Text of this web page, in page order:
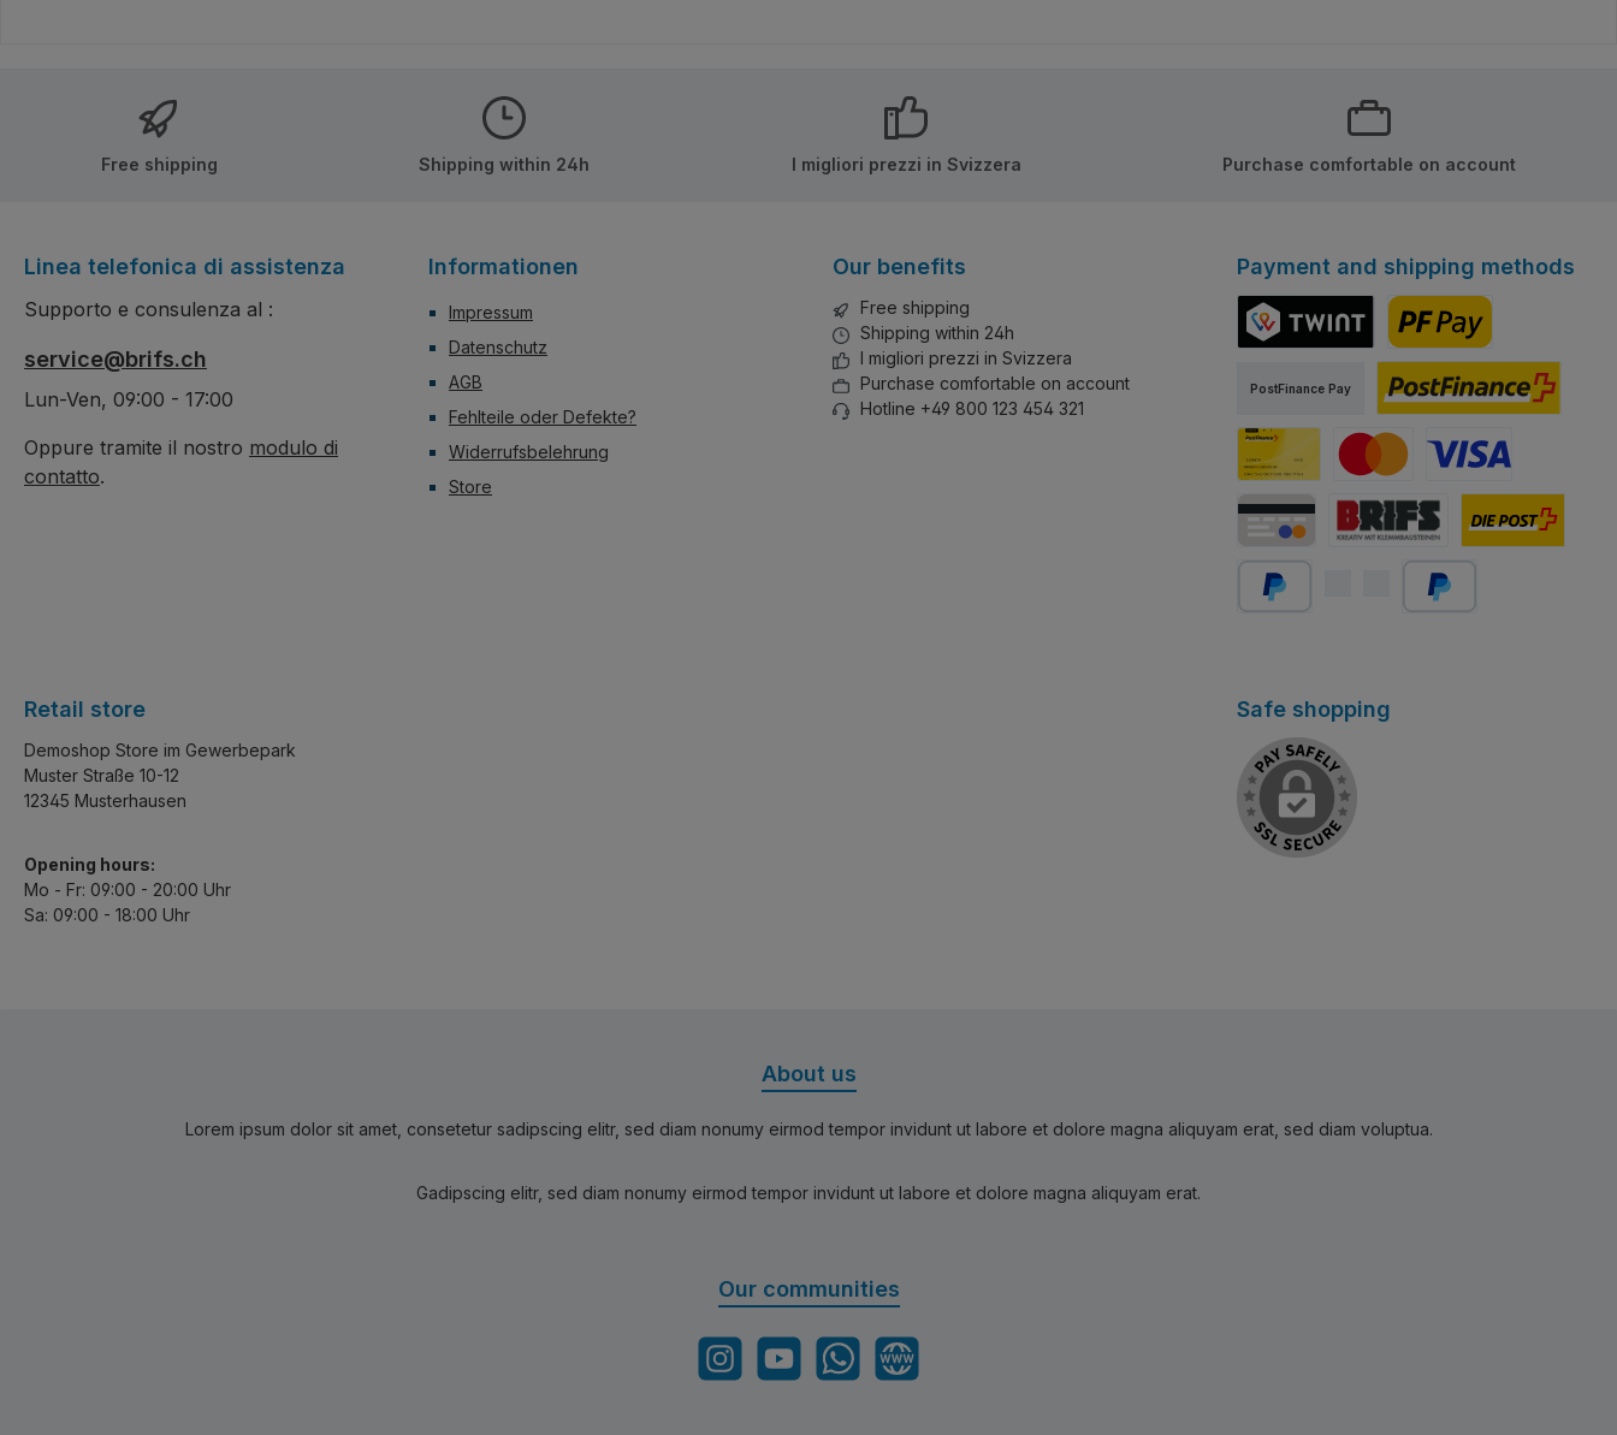
Free shipping Shipping within 24h I migliori prezzi in Svizzera Purchase comfortable on account
Linea telefonica di assistenza
Supporto e consulenza al :
service@brifs.ch
Lun-Ven, 09:00 - 17:00
Oppure tramite il nostro modulo di
contatto.
Informationen
Impressum
Datenschutz
AGB
Fehlteile oder Defekte?
Widerrufsbelehrung
Store
Our benefits
Free shipping
Shipping within 24h
I migliori prezzi in Svizzera
Purchase comfortable on account
Hotline +49 800 123 454 321
Payment and shipping methods
PostFinance Pay
PostFinance Pay
Safe shopping
Retail store
Demoshop Store im Gewerbepark
Muster Straße 10-12
12345 Musterhausen
Opening hours:
Mo - Fr: 09:00 - 20:00 Uhr
Sa: 09:00 - 18:00 Uhr
About us
Lorem ipsum dolor sit amet, consetetur sadipscing elitr, sed diam nonumy eirmod tempor invidunt ut labore et dolore magna aliquyam erat, sed diam voluptua.
Gadipscing elitr, sed diam nonumy eirmod tempor invidunt ut labore et dolore magna aliquyam erat.
Our communities
InstagramYouTube WhatsAppWebsite